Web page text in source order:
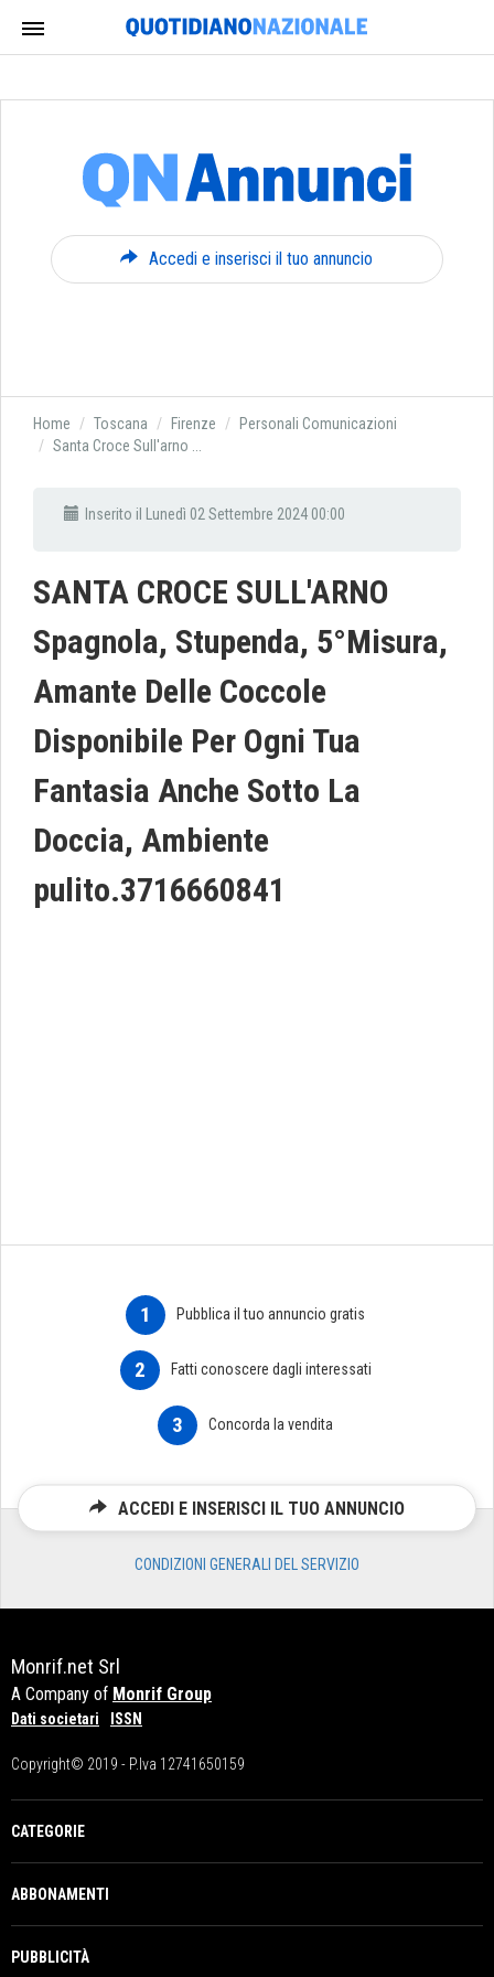
Accedi e inserisci il tuo annuncio
Home Toscana Firenze
Personali Comunicazioni
Santa Croce Sull'arno ...
Inserito il Lunedì 02 Settembre 2024 00:00
SANTA CROCE SULL'ARNO
Spagnola, Stupenda, 5°Misura,
Amante Delle Coccole
Disponibile Per Ogni Tua
Fantasia Anche Sotto La
Doccia, Ambiente
pulito.3716660841
1 Pubblica il tuo annuncio gratis
2 Fatti conoscere dagli interessati
3 Concorda la vendita
ACCEDI E INSERISCI IL TUO ANNUNCIO
CONDIZIONI GENERALI DEL SERVIZIO
Monrif.net Srl
A Company of Monrif Group
Dati societari ISSN
Copyright© 2019 - P.Iva 12741650159
CATEGORIE
ABBONAMENTI
PUBBLICITÀ